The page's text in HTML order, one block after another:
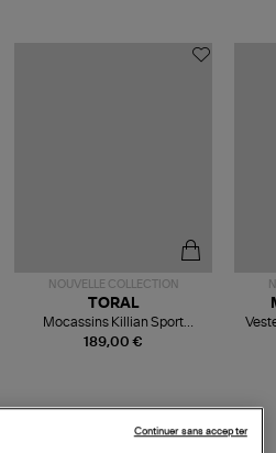
NOUVELLE COLLECTION
189,00 €
TORAL
Mocassins Killian Sport
Mousse
Continuer sans accepter